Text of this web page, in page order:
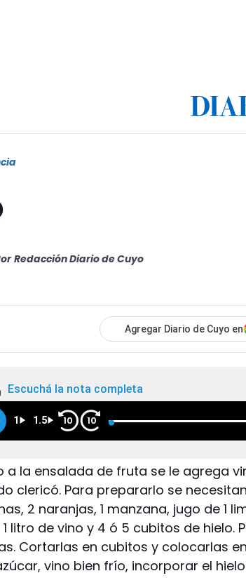
Redacción Diario de Cuyo
Agregar Diario de Cuyo en
Escuchá la nota completa
1 1.5 10 10
a la ensalada de fruta se le agrega
clericó. Para prepararlo se
2 naranjas, 1 manzana, jugo de 1
litro de vino y 4 ó 5 cubitos de hielo.
Cortarlas en cubitos y colocarlas
vino bien frío, incorporar el